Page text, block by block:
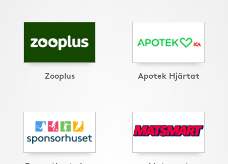
Zooplus Apotek Hjärtat